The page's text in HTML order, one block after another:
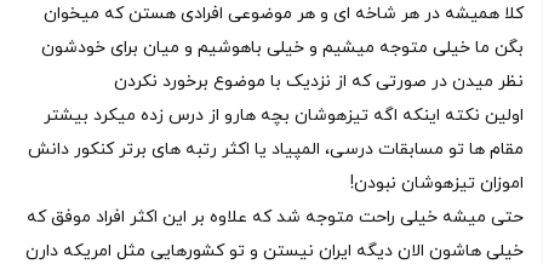
کلا همیشه در هر شاخه ای و هر موضوعی افرادی هستن که میخوان
بگن ما خیلی متوجه میشیم و خیلی باهوشیم و میان برای خودشون
نظر میدن در صورتی که از نزدیک با موضوع برخورد نکردن
اولین نکته اینکه اگه تیزهوشان بچه هارو از درس زده میکرد بیشتر
مقام ها تو مسابقات درسی، المپیاد یا اکثر رتبه های برتر کنکور دانش
اموزان تیزهوشان نبودن!
حتی میشه خیلی راحت متوجه شد که علاوه بر این اکثر افراد موفق که
خیلی هاشون الان دیگه ایران نیستن و تو کشورهایی مثل امریکه دارن